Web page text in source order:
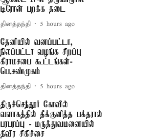
டிரோன் பறக்க தடை
தினத்தந்தி 5 hours ago
தேனியில் வனப்பட்டா,
நிலப்பட்டா வழங்க சிறப்பு
கிராமசபை கூட்டங்கள்-
பெ.சண்முகம்
தினத்தந்தி 5 hours ago
திருச்செந்தூர் கோவில்
வளாகத்தில் தீக்குளித்த பக்தரால்
பரபரப்பு - மருத்துவமனையில்
தீவிர சிகிச்சை